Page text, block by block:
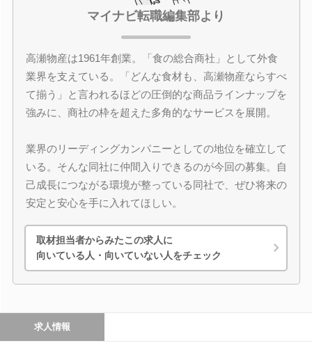
マイナビ転職編集部より
高瀬物産は1961年創業。「食の総合商社」として外食
業界を支えている。「どんな食材も、高瀬物産ならすべ
て揃う」と言われるほどの圧倒的な商品ラインナップを
強みに、商社の枠を超えた多角的なサービスを展開。
業界のリーディングカンパニーとしての地位を確立して
いる。そんな同社に仲間入りできるのが今回の募集。自
己成長につながる環境が整っている同社で、ぜひ将来の
安定と安心を手に入れてほしい。
取材担当者からみたこの求人に
向いている人・向いていない人をチェック
求人情報